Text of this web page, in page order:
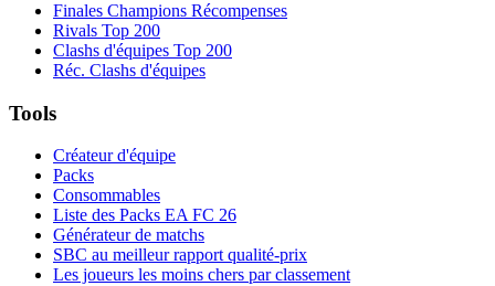
Finales Champions Récompenses
Rivals Top 200
Clashs d'équipes Top 200
Réc. Clashs d'équipes
Tools
Créateur d'équipe
Packs
Consommables
Liste des Packs EA FC 26
Générateur de matchs
SBC au meilleur rapport qualité-prix
Les joueurs les moins chers par classement